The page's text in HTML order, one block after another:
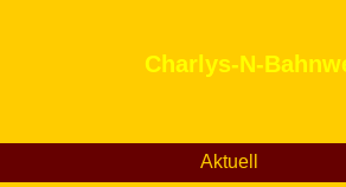
Charlys-N-
Aktuell